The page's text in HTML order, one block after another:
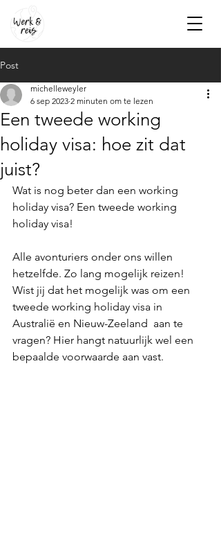
Post
Een tweede working
holiday visa: hoe zit dat
juist?
michelleweyler
6 sep 2023 2 minuten om te lezen
Wat is nog beter dan een working
holiday visa? Een tweede working
holiday visa!
Alle avonturiers onder ons willen
hetzelfde. Zo lang mogelijk reizen!
Wist jij dat het mogelijk was om een
tweede working holiday visa in
Australië en Nieuw-Zeeland  aan te
vragen? Hier hangt natuurlijk wel een
bepaalde voorwaarde aan vast.